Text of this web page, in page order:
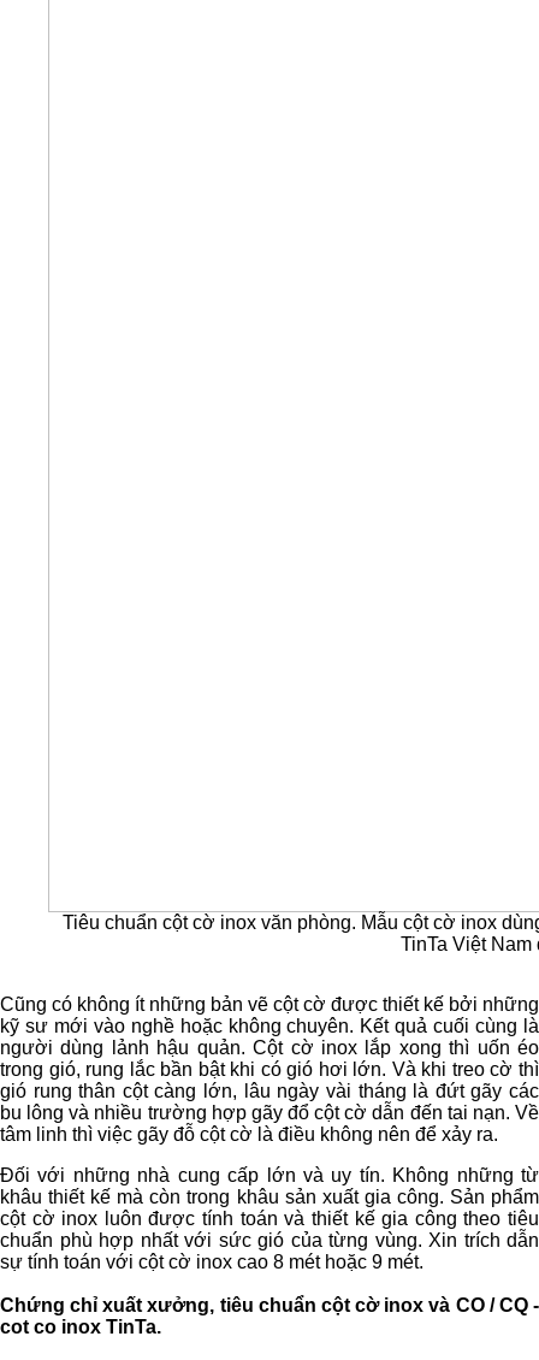
Tiêu chuẩn cột cờ inox văn phòng. Mẫu cột cờ inox
TinTa Việt Nam
Cũng có không ít những bản vẽ cột cờ được thiết kế bởi những
kỹ sư mới vào nghề hoặc không chuyên. Kết quả cuối cùng là
người dùng lảnh hậu quản. Cột cờ inox lắp xong thì uốn éo
trong gió, rung lắc bần bật khi có gió hơi lớn. Và khi treo cờ thì
gió rung thân cột càng lớn, lâu ngày vài tháng là đứt gãy các
bu lông và nhiều trường hợp gãy đổ cột cờ dẫn đến tai nạn. Về
tâm linh thì việc gãy đỗ cột cờ là điều không nên để xảy ra.
Đối với những nhà cung cấp lớn và uy tín. Không những từ
khâu thiết kế mà còn trong khâu sản xuất gia công. Sản phẩm
cột cờ inox luôn được tính toán và thiết kế gia công theo tiêu
chuẩn phù hợp nhất với sức gió của từng vùng. Xin trích dẫn
sự tính toán với cột cờ inox cao 8 mét hoặc 9 mét.
Chứng chỉ xuất xưởng, tiêu chuẩn cột cờ inox và CO / CQ -
cot co inox TinTa.